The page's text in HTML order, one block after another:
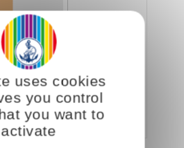
aurons appris à manger
saurons déchiffrer tout ce
dit à travers la nourriture.
5.00CHF Ajouter
uses cookies
you control
you want to
activate